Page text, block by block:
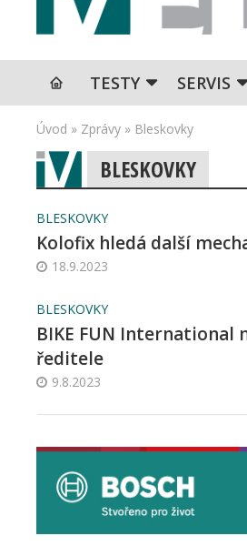
TESTY SERVIS
Úvod » Zprávy » Bleskovky
BLESKOVKY
BLESKOVKY
Kolofix hledá další
18.9.2023
BLESKOVKY
BIKE FUN International
ředitele
9.8.2023